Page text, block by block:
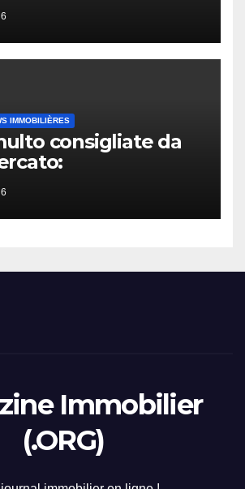
IMMOBILIÈRES
consigliate da
di gennaio
Immobilier
(.ORG)